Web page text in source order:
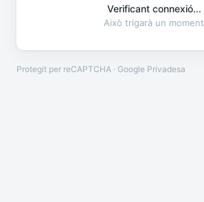
Verificant connexió...
Això trigarà un moment
Protegit per reCAPTCHA · Google Privadesa